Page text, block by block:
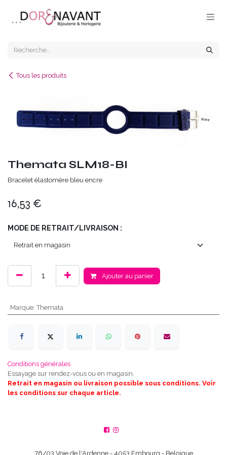
Tous les produits
Themata SLM18-BI
Bracelet élastomère bleu encre
16,53 €
MODE DE RETRAIT/LIVRAISON :
Ajouter au panier
Marque:Themata
Conditions générales
Essayage sur rendez-vous ou en magasin.
Retrait en magasin ou livraison possible sous conditions. Voir
les conditions sur chaque article.
76/03 Voie de l'Ardenne - 4053 Embourg - Belgique